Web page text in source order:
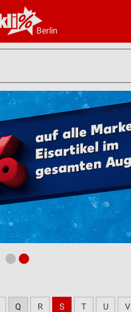
Berlin
Q R S T U V